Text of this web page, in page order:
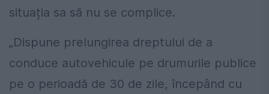
situația sa să nu se complice.
„Dispune prelungirea dreptului de a
conduce autovehicule pe drumurile publice
pe o perioadă de 30 de zile, începând cu